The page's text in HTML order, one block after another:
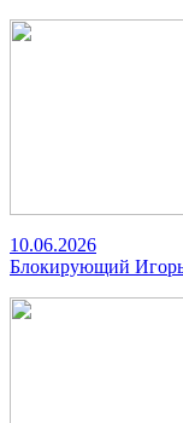
10.06.2026
Блокирующий Игорь